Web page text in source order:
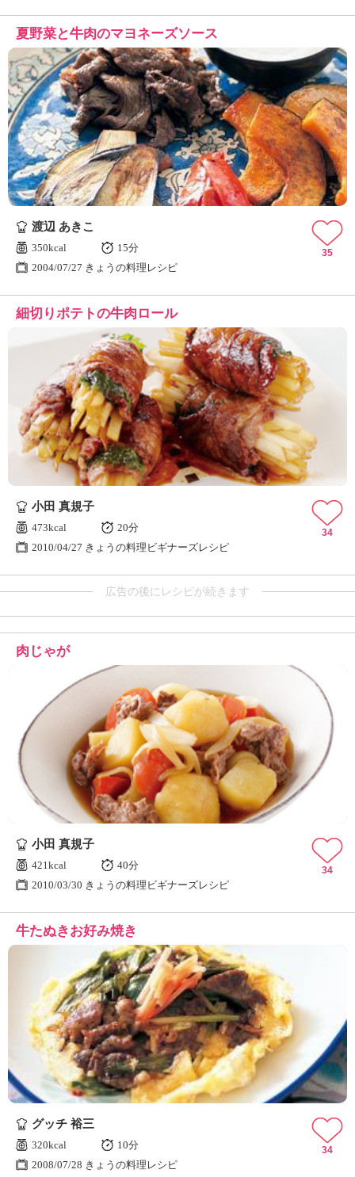
夏野菜と牛肉のマヨネーズソース
渡辺 あきこ
350kcal
15分
2004/07/27 きょうの料理レシピ
35
細切りポテトの牛肉ロール
小田 真規子
473kcal
20分
2010/04/27 きょうの料理ビギナーズレシピ
34
広告の後にレシピが続きます
肉じゃが
小田 真規子
421kcal
40分
2010/03/30 きょうの料理ビギナーズレシピ
34
牛たぬきお好み焼き
グッチ 裕三
320kcal
10分
2008/07/28 きょうの料理レシピ
34